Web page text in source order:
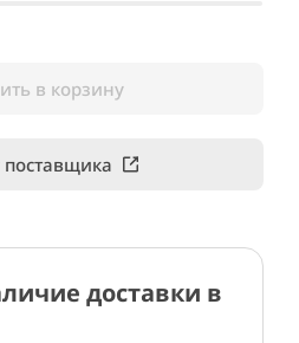
в корзину
поставщика
доставки в